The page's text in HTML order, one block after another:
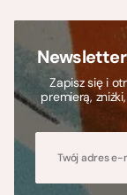
Zapisz się i
premierą,